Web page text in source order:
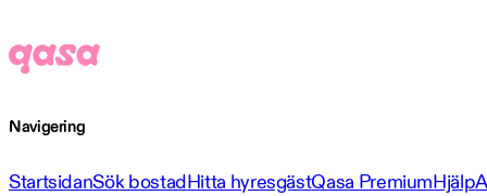
Navigering
StartsidanSök bostadHitta hyresgästQasa PremiumHjälp